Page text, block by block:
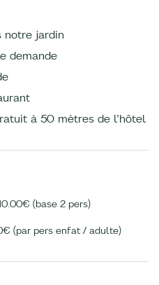
notre jardin
demande
à 50 mètres de l’hôtel
(base 2 pers)
(par pers enfat / adulte)